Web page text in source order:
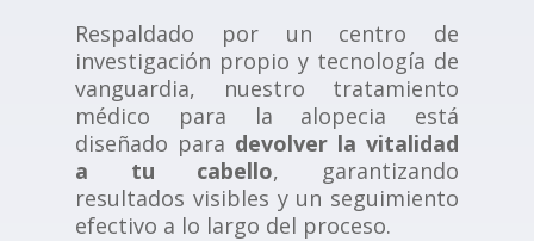
Respaldado por un centro de
investigación propio y tecnología de
vanguardia, nuestro tratamiento
médico para la alopecia está
diseñado para devolver la vitalidad
a tu cabello, garantizando
resultados visibles y un seguimiento
efectivo a lo largo del proceso.